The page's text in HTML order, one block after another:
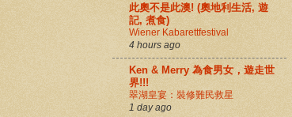
此奧不是此澳! (奧地利生活, 遊
記, 煮食)
Wiener Kabarettfestival
4 hours ago
Ken & Merry 為食男女，遊走世
界!!!
翠湖皇宴：裝修難民救星
1 day ago